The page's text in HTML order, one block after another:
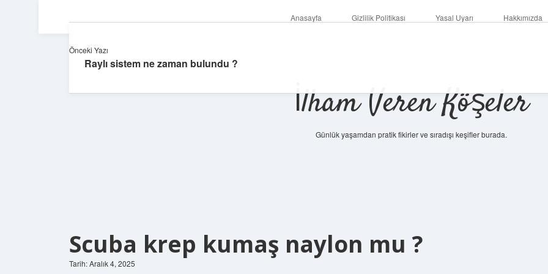
Anasayfa Gizlilik Politikası Yasal Uyarı Hakkımızda
İlham Veren Köşeler
Günlük yaşamdan pratik fikirler ve sıradışı keşifler burada.
Scuba krep kumaş naylon mu ?
Tarih: Aralık 4, 2025
Önceki Yazı
Raylı sistem ne zaman bulundu ?